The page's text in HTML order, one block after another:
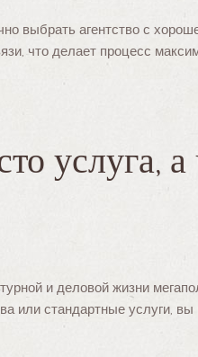
выбрать агентство с
что делает процесс
услуга, а
и деловой жизни
или стандартные услуги,